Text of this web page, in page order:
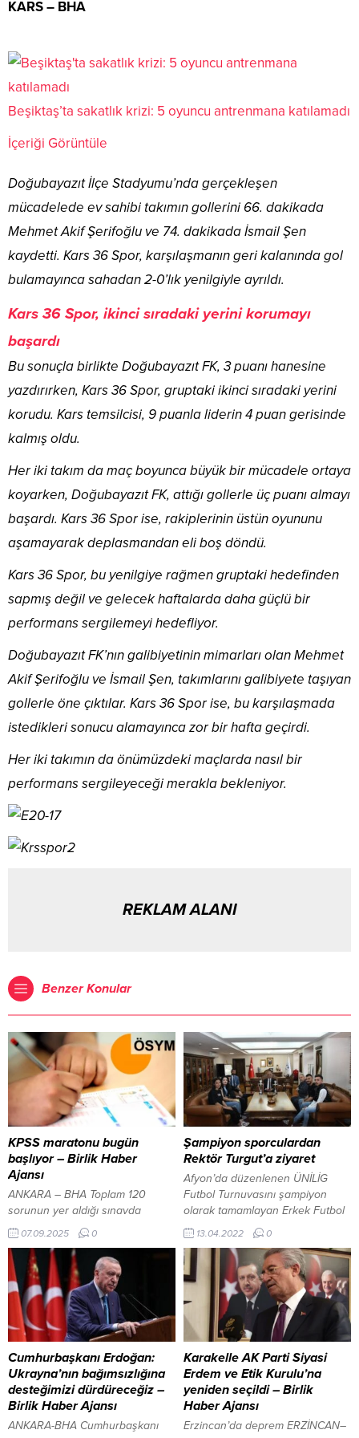
KARS – BHA
Beşiktaş’ta sakatlık krizi: 5 oyuncu antrenmana katılamadı
İçeriği Görüntüle
Doğubayazıt İlçe Stadyumu’nda gerçekleşen
mücadelede ev sahibi takımın gollerini 66. dakikada
Mehmet Akif Şerifoğlu ve 74. dakikada İsmail Şen
kaydetti. Kars 36 Spor, karşılaşmanın geri kalanında gol
bulamayınca sahadan 2-0’lık yenilgiyle ayrıldı.
Kars 36 Spor, ikinci sıradaki yerini korumayı
başardı
Bu sonuçla birlikte Doğubayazıt FK, 3 puanı hanesine
yazdırırken, Kars 36 Spor, gruptaki ikinci sıradaki yerini
korudu. Kars temsilcisi, 9 puanla liderin 4 puan gerisinde
kalmış oldu.
Her iki takım da maç boyunca büyük bir mücadele ortaya
koyarken, Doğubayazıt FK, attığı gollerle üç puanı almayı
başardı. Kars 36 Spor ise, rakiplerinin üstün oyununu
aşamayarak deplasmandan eli boş döndü.
Kars 36 Spor, bu yenilgiye rağmen gruptaki hedefinden
sapmış değil ve gelecek haftalarda daha güçlü bir
performans sergilemeyi hedefliyor.
Doğubayazıt FK’nın galibiyetinin mimarları olan Mehmet
Akif Şerifoğlu ve İsmail Şen, takımlarını galibiyete taşıyan
gollerle öne çıktılar. Kars 36 Spor ise, bu karşılaşmada
istedikleri sonucu alamayınca zor bir hafta geçirdi.
Her iki takımın da önümüzdeki maçlarda nasıl bir
performans sergileyeceği merakla bekleniyor.
REKLAM ALANI
Benzer Konular
KPSS maratonu bugün
başlıyor – Birlik Haber
Ajansı
ANKARA – BHA Toplam 120
sorunun yer aldığı sınavda
adaylara 130 dakika süre
verilecek. Saat 10.15’te
başlayacak oturum için adayların
en geç saat 10.00’a kadar sınav
binalarında hazır bulunmaları
gerekiyor. Oturum, 12.25’te sona
erecek. KPSS Alan Bilgisi
sınavları 13-14 Eylül’de üç oturum
halinde yapılacak. 13 Eylül
Cumartesi sabah oturumunda
Kamu...
07.09.2025 0
Şampiyon sporculardan
Rektör Turgut’a ziyaret
Afyon’da düzenlenen ÜNİLİG
Futbol Turnuvasını şampiyon
olarak tamamlayan Erkek Futbol
Takımı ile Diyarbakır’da
düzenlenen ÜNİLİG Futsal
Turnuvasını 2. olarak
tamamlayan Kadın Futsal Takımı
sporcuları Adıyaman Üniversitesi
Rektörü Prof. Dr. Mehmet
Turgut’u makamında ziyaret etti.
Üniversite Genel Sekreteri Doç.
Dr. Aykut Dündar’ın da yer aldığı
ziyarette BESYO Müdürü Doç. Dr.
Ümit...
13.04.2022 0
Cumhurbaşkanı Erdoğan:
Ukrayna’nın bağımsızlığına
desteğimizi dürdüreceğiz –
Birlik Haber Ajansı
ANKARA-BHA Cumhurbaşkanı
Karakelle AK Parti Siyasi
Erdem ve Etik Kurulu’na
yeniden seçildi – Birlik
Haber Ajansı
Erzincan’da deprem ERZİNCAN–